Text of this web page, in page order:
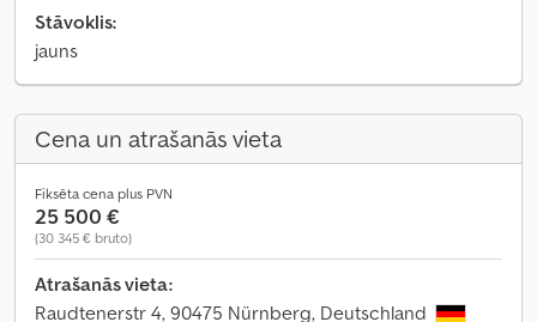
Stāvoklis:
jauns
Cena un atrašanās vieta
Fiksēta cena plus PVN
25 500 €
(30 345 € bruto)
Atrašanās vieta:
Raudtenerstr 4, 90475 Nürnberg, Deutschland